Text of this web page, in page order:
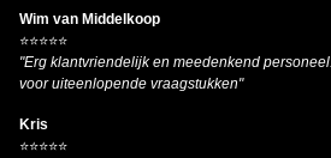
Wim van Middelkoop
⭐⭐⭐⭐⭐
"Erg klantvriendelijk en meedenkend
voor uiteenlopende vraagstukken"
Kris
⭐⭐⭐⭐⭐